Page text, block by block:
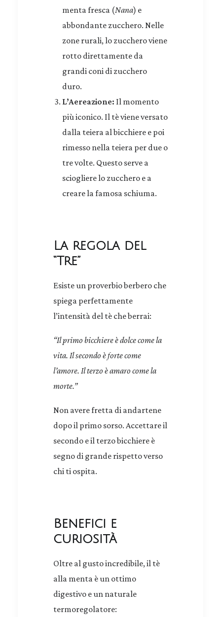
menta fresca (Nana) e
abbondante zucchero. Nelle
zone rurali, lo zucchero viene
rotto direttamente da
grandi coni di zucchero
duro.
L’Aereazione: Il momento
più iconico. Il tè viene versato
dalla teiera al bicchiere e poi
rimesso nella teiera per due o
tre volte. Questo serve a
sciogliere lo zucchero e a
creare la famosa schiuma.
La regola del
“Tre”
Esiste un proverbio berbero che
spiega perfettamente
l’intensità del tè che berrai:
“Il primo bicchiere è dolce come la
vita. Il secondo è forte come
l’amore. Il terzo è amaro come la
morte.”
Non avere fretta di andartene
dopo il primo sorso. Accettare il
secondo e il terzo bicchiere è
segno di grande rispetto verso
chi ti ospita.
Benefici e
curiosità
Oltre al gusto incredibile, il tè
alla menta è un ottimo
digestivo e un naturale
termoregolatore: